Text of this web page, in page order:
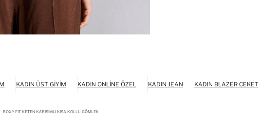
KADIN ÜST GIYIM KADIN ONLINE ÖZEL KADIN JEAN KADIN BLAZER CEKET
BOXY FIT KETEN KARIŞIMLI KISA KOLLU GÖMLEK